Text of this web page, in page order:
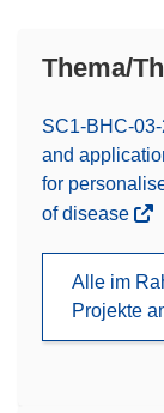
Thema/
SC1-BHC-
and
for
of disease
Alle im
Projekte